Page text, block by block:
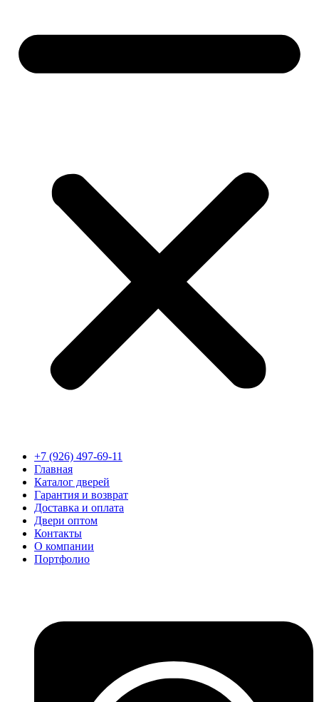
+7 (926) 497-69-11
Главная
Каталог дверей
Гарантия и возврат
Доставка и оплата
Двери оптом
Контакты
О компании
Портфолио